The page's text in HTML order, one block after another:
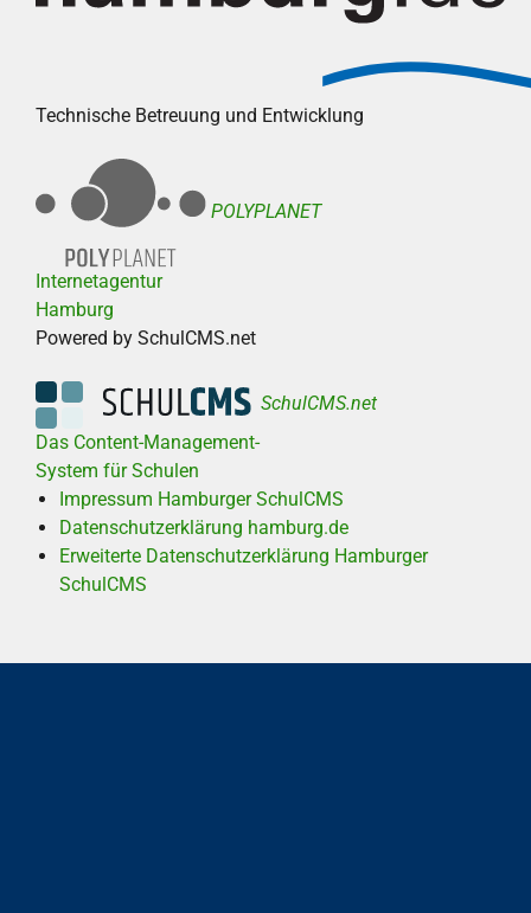
Technische Betreuung und Entwicklung
POLYPLANET
Internetagentur
Hamburg
Powered by SchulCMS.net
SchulCMS.net
Das Content-Management-
System für Schulen
Impressum Hamburger SchulCMS
Datenschutzerklärung hamburg.de
Erweiterte Datenschutzerklärung Hamburger
SchulCMS